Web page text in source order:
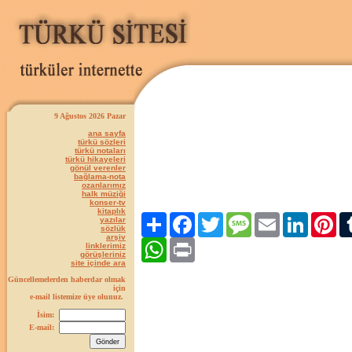
9 Ağustos 2026 Pazar
ana sayfa
türkü sözleri
türkü notaları
türkü hikayeleri
gönül verenler
bağlama-nota
ozanlarımız
halk müziği
konser-tv
kitaplık
yazılar
sözlük
arşiv
linklerimiz
görüşleriniz
site içinde ara
Güncellemelerden haberdar olmak
için
e-mail listemize üye olunuz.
İsim:
E-mail:
Paylaş FacebookTwitter Message Email LinkedIn
WhatsApp